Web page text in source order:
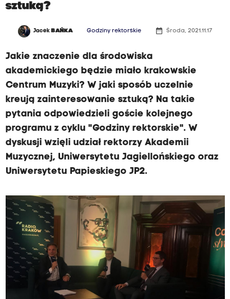
sztuką?
Jacek BAŃKA Godziny rektorskie date_range Środa, 2021.11.17
Jakie znaczenie dla środowiska
akademickiego będzie miało krakowskie
Centrum Muzyki? W jaki sposób uczelnie
kreują zainteresowanie sztuką? Na takie
pytania odpowiedzieli goście kolejnego
programu z cyklu "Godziny rektorskie". W
dyskusji wzięli udział rektorzy Akademii
Muzycznej, Uniwersytetu Jagiellońskiego oraz
Uniwersytetu Papieskiego JP2.